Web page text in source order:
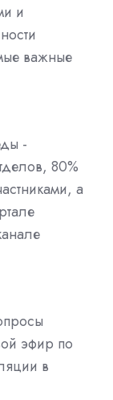
и
важные
-
80%
а
эфир по
в